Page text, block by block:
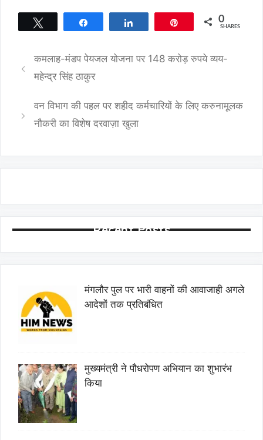
0
SHARES
कमलाह-मंडप पेयजल योजना पर 148 करोड़ रुपये व्यय-
महेन्द्र सिंह ठाकुर
वन विभाग की पहल पर शहीद कर्मचारियों के लिए करुनामूलक
नौकरी का विशेष दरवाज़ा खुला
Recent Posts
मंगलौर पुल पर भारी वाहनों की आवाजाही अगले
आदेशों तक प्रतिबंधित
मुख्यमंत्री ने पौधरोपण अभियान का शुभारंभ
किया